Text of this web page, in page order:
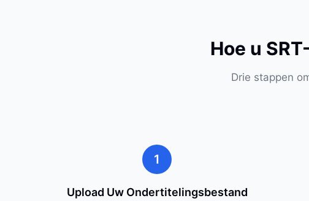
Hoe u
Drie stappen
1
Upload Uw Ondertitelingsbestand